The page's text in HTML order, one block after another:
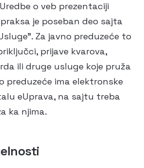
o veb prezentaciji
je poseban deo sajta
Za javno preduzeće to
prijave kvarova,
ili druge usluge koje pruža
preduzeće ima elektronske
eUprava, na sajtu treba
ka njima.